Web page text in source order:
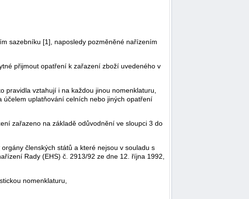
sazebníku [1], naposledy pozměněné nařízením
přijmout opatření k zařazení zboží uvedeného v
vztahují i na každou jinou nomenklaturu,
uplatňování celních nebo jiných opatření
zařazeno na základě odůvodnění ve sloupci 3 do
členských států a které nejsou v souladu s
Rady (EHS) č. 2913/92 ze dne 12. října 1992,
nomenklaturu,